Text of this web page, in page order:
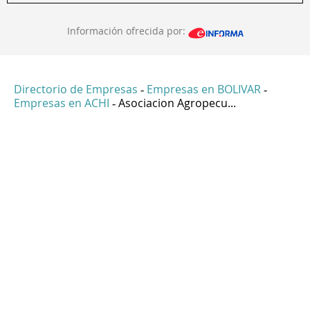
Información ofrecida por:
Directorio de Empresas - Empresas en BOLIVAR -
Empresas en ACHI - Asociacion Agropecu...